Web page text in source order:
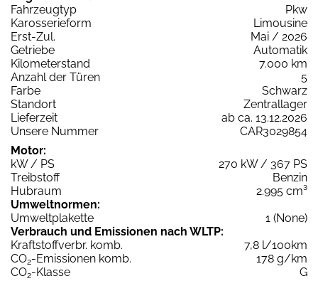
Fahrzeugtyp
Pkw
Karosserieform
Limousine
Erst-Zul.
Mai / 2026
Getriebe
Automatik
Kilometerstand
7.000 km
Anzahl der Türen
5
Farbe
Schwarz
Standort
Zentrallager
Lieferzeit
ab ca. 13.12.2026
Unsere Nummer
CAR3029854
Motor:
kW / PS
270 kW / 367 PS
Treibstoff
Benzin
Hubraum
2.995 cm³
Umweltnormen:
Umweltplakette
1 (None)
Verbrauch und Emissionen nach WLTP:
Kraftstoffverbr. komb.
7,8 l/100km
CO2-Emissionen komb.
178 g/km
CO2-Klasse
G